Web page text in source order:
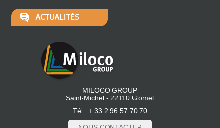
ACTUALITÉS
MILOCO GROUP
Saint-Michel - 22110 Glomel
Tél : + 33 2 96 57 70 70